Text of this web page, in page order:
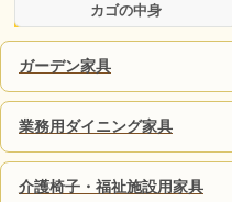
カゴの中身
ガーデン家具
業務用ダイニング家具
介護椅子・福祉施設用家具